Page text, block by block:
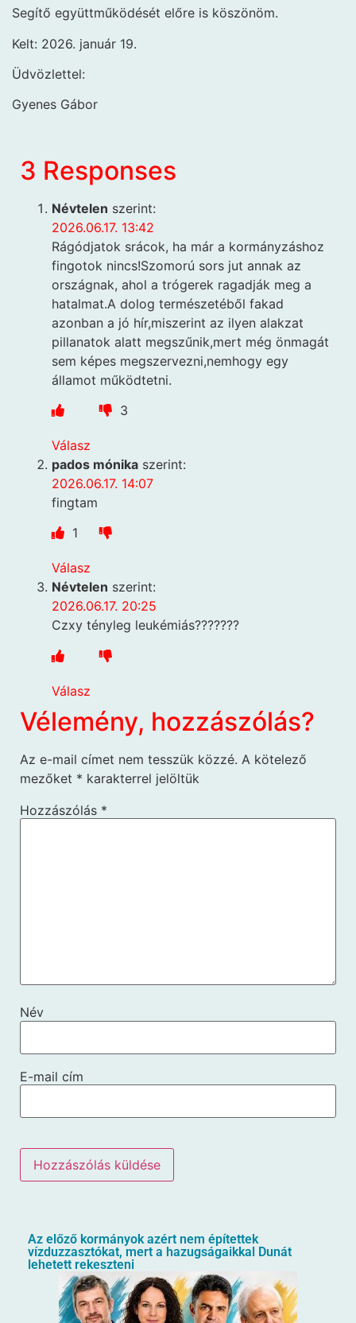
Segítő együttműködését előre is köszönöm.
Kelt: 2026. január 19.
Üdvözlettel:
Gyenes Gábor
3 Responses
Névtelen szerint:
2026.06.17. 13:42
Rágódjatok srácok, ha már a kormányzáshoz
fingotok nincs!Szomorú sors jut annak az
országnak, ahol a trógerek ragadják meg a
hatalmat.A dolog természetéből fakad
azonban a jó hír,miszerint az ilyen alakzat
pillanatok alatt megszűnik,mert még önmagát
sem képes megszervezni,nemhogy egy
államot működtetni.
3
Válasz
pados mónika szerint:
2026.06.17. 14:07
fingtam
1
Válasz
Névtelen szerint:
2026.06.17. 20:25
Czxy tényleg leukémiás???????
Válasz
Vélemény, hozzászólás?
Az e-mail címet nem tesszük közzé. A kötelező
mezőket * karakterrel jelöltük
Hozzászólás *
Név
E-mail cím
Az előző kormányok azért nem építettek
vízduzzasztókat, mert a hazugságaikkal Dunát
lehetett rekeszteni